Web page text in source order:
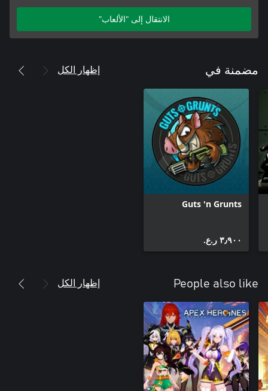
الانتقال إلى "الألعاب"
مضمنة في إظهار الكل
Guts 'n Grunts
٣٫٩٠٠ ر.ع.‏
People also like إظهار الكل